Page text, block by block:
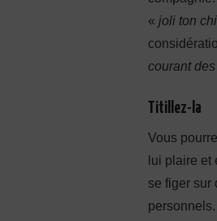
« joli ton
courant
Titillez-la
Vous
lui plaire
se figer sur